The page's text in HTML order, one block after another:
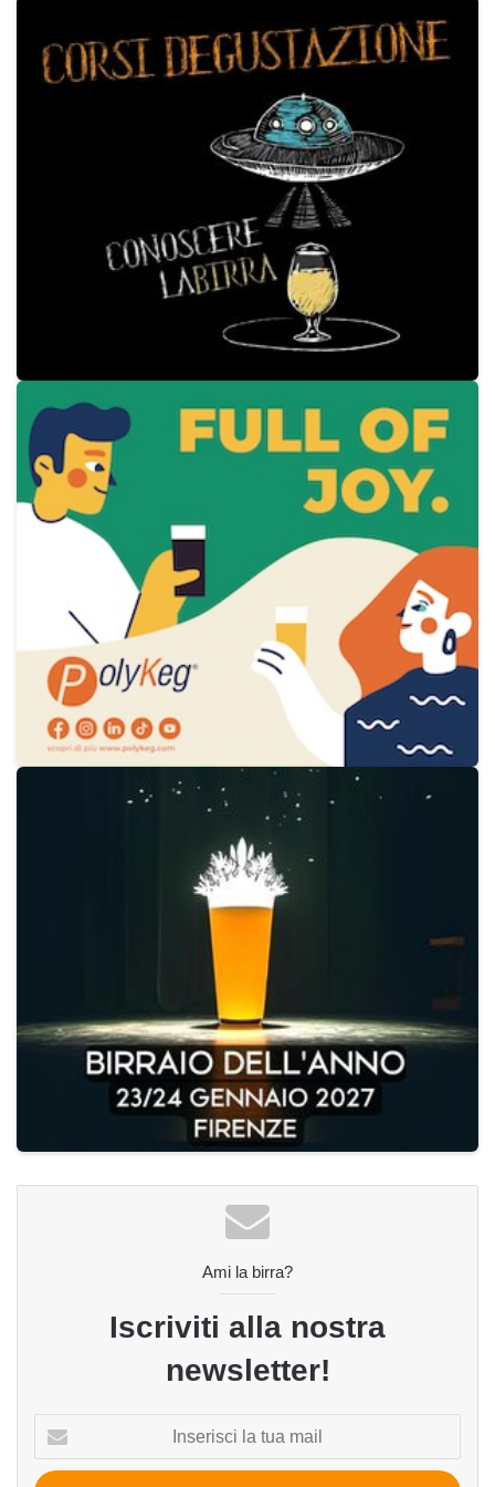
Ami la birra?
Iscriviti alla nostra
newsletter!
tua